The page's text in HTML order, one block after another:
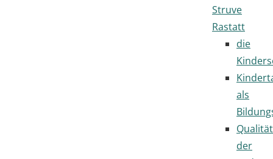
Struve
Rastatt
die
als
Qualität
der